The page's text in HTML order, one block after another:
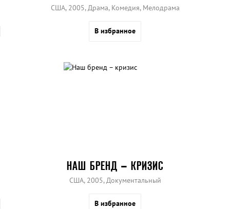
США, 2005, Драма, Комедия, Мелодрама
В избранное
НАШ БРЕНД – КРИЗИС
США, 2005, Документальный
В избранное